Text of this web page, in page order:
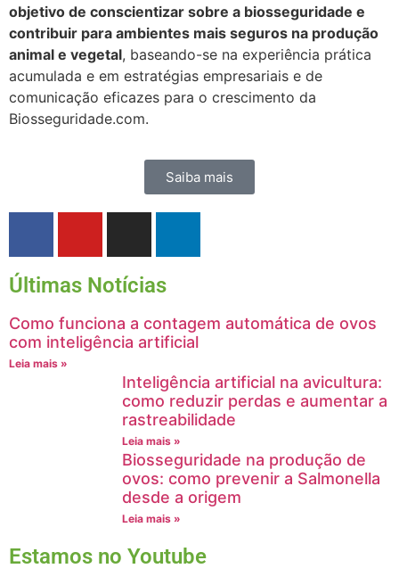
objetivo de conscientizar sobre a biosseguridade e
contribuir para ambientes mais seguros na produção
animal e vegetal, baseando-se na experiência prática
acumulada e em estratégias empresariais e de
comunicação eficazes para o crescimento da
Biosseguridade.com.
Saiba mais
Últimas Notícias
Como funciona a contagem automática de ovos
com inteligência artificial
Leia mais »
Inteligência artificial na avicultura:
como reduzir perdas e aumentar a
rastreabilidade
Leia mais »
Biosseguridade na produção de
ovos: como prevenir a Salmonella
desde a origem
Leia mais »
Estamos no Youtube